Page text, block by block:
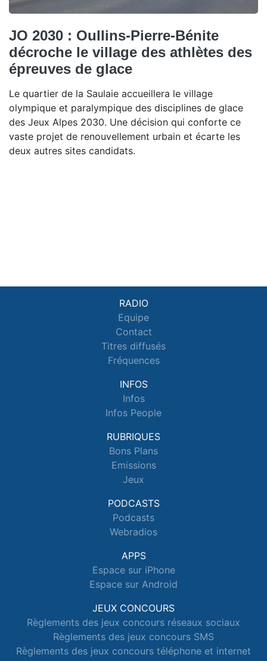
JO 2030 : Oullins-Pierre-Bénite
décroche le village des athlètes des
épreuves de glace
Le quartier de la Saulaie accueillera le village
olympique et paralympique des disciplines de glace
des Jeux Alpes 2030. Une décision qui conforte ce
vaste projet de renouvellement urbain et écarte les
deux autres sites candidats.
RADIO
Equipe
Contact
Titres diffusés
Fréquences
INFOS
Infos
Infos People
RUBRIQUES
Bons Plans
Emissions
Jeux
PODCASTS
Podcasts
Webradios
APPS
Espace sur iPhone
Espace sur Android
JEUX CONCOURS
Règlements des jeux concours réseaux sociaux
Règlements des jeux concours SMS
Règlements des jeux concours téléphone et internet